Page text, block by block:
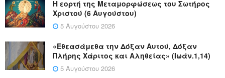
Η εορτή της Μεταμορφώσεως του Σωτήρος
Χριστού (6 Αυγούστου)
5 Αυγούστου 2026
«Εθεασάμεθα την Δόξαν Αυτού, Δόξαν
Πλήρης Χάριτος και Αληθείας» (Ιωάν.1,14)
5 Αυγούστου 2026